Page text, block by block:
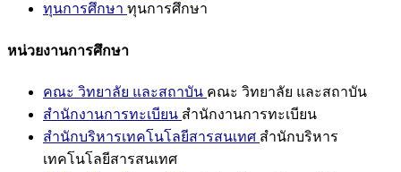
ทุนการศึกษา ทุนการศึกษา
หน่วยงานการศึกษา
คณะ วิทยาลัย และสถาบัน คณะ วิทยาลัย และสถาบัน
สำนักงานการทะเบียน สำนักงานการทะเบียน
สำนักบริหารเทคโนโลยีสารสนเทศ สำนักบริหาร
เทคโนโลยีสารสนเทศ